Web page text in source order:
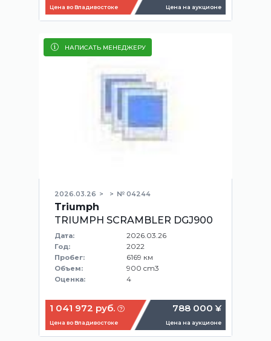
Цена во Владивостоке Цена на аукционе
НАПИСАТЬ МЕНЕДЖЕРУ
2026.03.26 № 04244
Triumph
TRIUMPH SCRAMBLER DGJ900
Дата: 2026.03.26
Год: 2022
Пробег: 6169 км
Объем: 900 cm3
Оценка: 4
1 041 972 руб.
Цена во Владивостоке
788 000 ¥
Цена на аукционе